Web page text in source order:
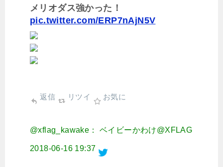
メリオダス強かった！
pic.twitter.com/ERP7nAjN5V
返信 リツイ お気に
@xflag_kawake： ベイビーかわけ@XFLAG
2018-06-16 19:37